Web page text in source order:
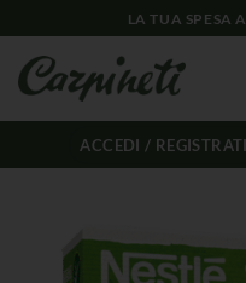
LA TUA SPESA
ACCEDI / REGISTRATI